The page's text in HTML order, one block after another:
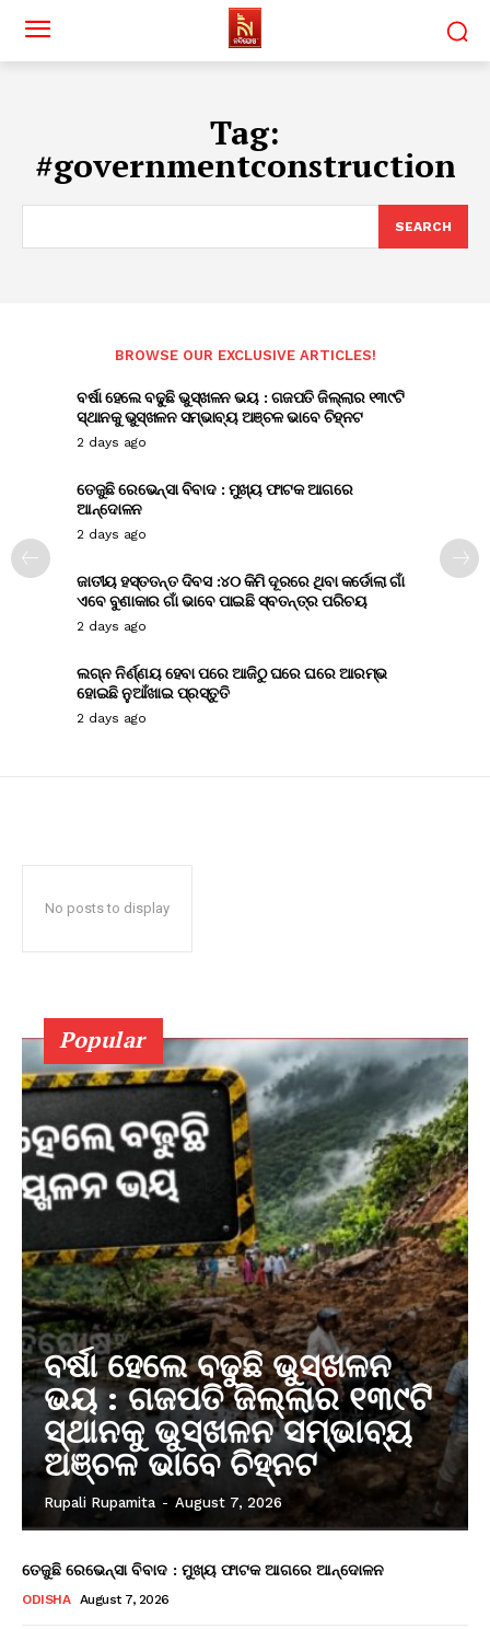
Tag:
#governmentconstruction
SEARCH
BROWSE OUR EXCLUSIVE ARTICLES!
ବର୍ଷା ହେଲେ ବଢୁଛି ଭୁସ୍ଖଳନ ଭୟ : ଗଜପତି ଜିଲ୍ଲାର ୧୩୯ଟି
ସ୍ଥାନକୁ ଭୁସ୍ଖଳନ ସମ୍ଭାବ୍ୟ ଅଞ୍ଚଳ ଭାବେ ଚିହ୍ନଟ
2 days ago
ତେଜୁଛି ରେଭେନ୍ସା ବିବାଦ : ମୁଖ୍ୟ ଫାଟକ ଆଗରେ
ଆନ୍ଦୋଳନ
2 days ago
ଜାତୀୟ ହସ୍ତତନ୍ତ ଦିବସ :୪୦ କିମି ଦୂରରେ ଥିବା କର୍ଡୋଲା ଗାଁ
ଏବେ ବୁଣାକାର ଗାଁ ଭାବେ ପାଇଛି ସ୍ବତନ୍ତ୍ର ପରିଚୟ
2 days ago
ଲଗ୍ନ ନିର୍ଣ୍ଣୟ ହେବା ପରେ ଆଜିଠୁ ଘରେ ଘରେ ଆରମ୍ଭ
ହୋଇଛି ନୁଆଁଖାଇ ପ୍ରସ୍ତୁତି
2 days ago
No posts to display
Popular
ବର୍ଷା ହେଲେ ବଢୁଛି ଭୁସ୍ଖଳନ
ଭୟ : ଗଜପତି ଜିଲ୍ଲାର ୧୩୯ଟି
ସ୍ଥାନକୁ ଭୁସ୍ଖଳନ ସମ୍ଭାବ୍ୟ
ଅଞ୍ଚଳ ଭାବେ ଚିହ୍ନଟ
Rupali Rupamita - August 7, 2026
ତେଜୁଛି ରେଭେନ୍ସା ବିବାଦ : ମୁଖ୍ୟ ଫାଟକ ଆଗରେ ଆନ୍ଦୋଳନ
ODISHA August 7, 2026